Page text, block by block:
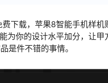
下载，苹果8智能手机样
为你的设计水平加分，让
是件不错的事情。